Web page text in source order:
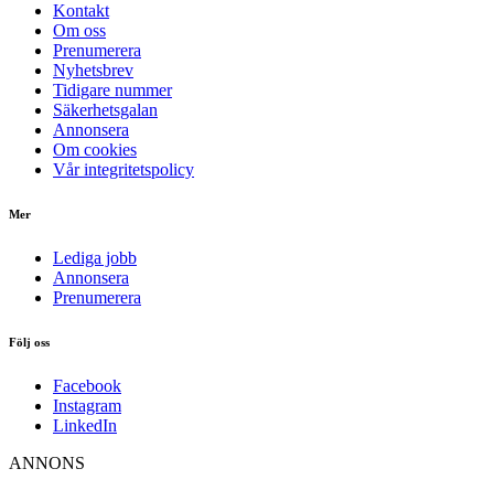
Kontakt
Om oss
Prenumerera
Nyhetsbrev
Tidigare nummer
Säkerhetsgalan
Annonsera
Om cookies
Vår integritetspolicy
Mer
Lediga jobb
Annonsera
Prenumerera
Följ oss
Facebook
Instagram
LinkedIn
ANNONS